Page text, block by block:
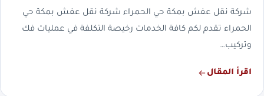
شركة نقل عفش بمكة حي الحمراء شركة نقل عفش بمكة حي
الحمراء تقدم لكم كافة الخدمات رخيصة التكلفة في عمليات فك
وتركيب…
اقرأ المقال